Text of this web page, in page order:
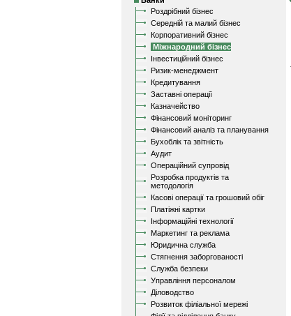
Роздрібний бізнес
Середній та малий бізнес
Корпоративний бізнес
Міжнародний бізнес
Інвестиційний бізнес
Ризик-менеджмент
Кредитування
Заставні операції
Казначейство
Фінансовий моніторинг
Фінансовий аналіз та планування
Бухоблік та звітність
Аудит
Операційний супровід
Розробка продуктів та
методологія
Касові операції та грошовий обіг
Платіжні картки
Інформаційні технології
Маркетинг та реклама
Юридична служба
Стягнення заборгованості
Служба безпеки
Управління персоналом
Діловодство
Розвиток філіальної мережі